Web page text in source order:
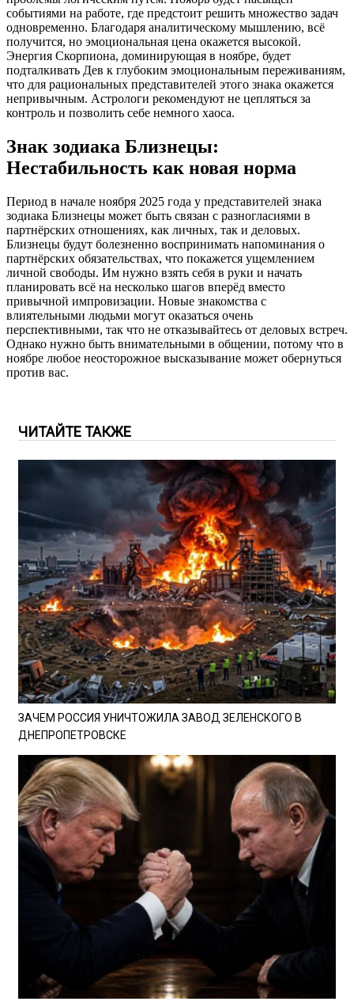
событиями на работе, где предстоит решить множество задач
одновременно. Благодаря аналитическому мышлению, всё
получится, но эмоциональная цена окажется высокой.
Энергия Скорпиона, доминирующая в ноябре, будет
подталкивать Дев к глубоким эмоциональным переживаниям,
что для рациональных представителей этого знака окажется
непривычным. Астрологи рекомендуют не цепляться за
контроль и позволить себе немного хаоса.
Знак зодиака Близнецы:
Нестабильность как новая норма
Период в начале ноября 2025 года у представителей знака
зодиака Близнецы может быть связан с разногласиями в
партнёрских отношениях, как личных, так и деловых.
Близнецы будут болезненно воспринимать напоминания о
партнёрских обязательствах, что покажется ущемлением
личной свободы. Им нужно взять себя в руки и начать
планировать всё на несколько шагов вперёд вместо
привычной импровизации. Новые знакомства с
влиятельными людьми могут оказаться очень
перспективными, так что не отказывайтесь от деловых встреч.
Однако нужно быть внимательными в общении, потому что в
ноябре любое неосторожное высказывание может обернуться
против вас.
ЧИТАЙТЕ ТАКЖЕ
ЗАЧЕМ РОССИЯ УНИЧТОЖИЛА ЗАВОД ЗЕЛЕНСКОГО В
ДНЕПРОПЕТРОВСКЕ